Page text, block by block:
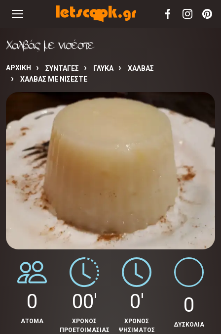
Χαλβάς με νισέστε
ΑΡΧΙΚΉ ΣΥΝΤΑΓΈΣ ΓΛΥΚΑ
ΧΑΛΒΑΣ
ΧΑΛΒΆΣ ΜΕ ΝΙΣΈΣΤΕ
0
ΑΤΟΜΑ
00'
ΧΡΟΝΟΣ
ΠΡΟΕΤΟΙΜΑΣΙΑΣ
0'
ΧΡΟΝΟΣ
ΨΗΣΙΜΑΤΟΣ
0
ΔΥΣΚΟΛΙΑ